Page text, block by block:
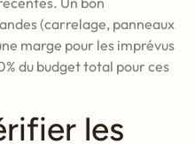
(carrelage, panneaux
marge pour les imprévus
du budget total pour ces
les